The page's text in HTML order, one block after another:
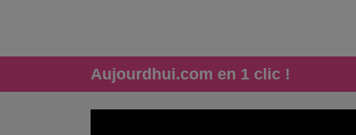
Aujourdhui.com en 1 clic !